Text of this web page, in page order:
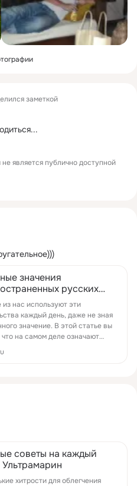
заметкой
является публично доступной
значения
русских
| Ультрамарин
из нас используют эти
каждый день, даже не зная
значение. В этой статье вы
что на самом деле означают
как дурак, подонок,
советы на каждый
Ультрамарин
хитрости для облегчения